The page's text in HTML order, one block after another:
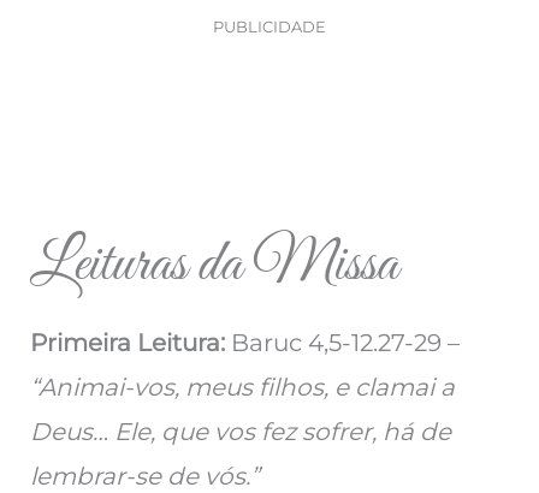
PUBLICIDADE
Leituras da Missa
Primeira Leitura: Baruc 4,5-12.27-29 –
“Animai-vos, meus filhos, e clamai a
Deus… Ele, que vos fez sofrer, há de
lembrar-se de vós.”